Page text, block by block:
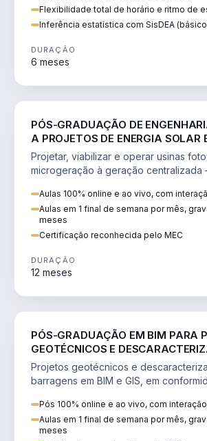
Flexibilidade total de horário e ritmo de
Inferência estatística com SisDEA
DURAÇÃO
6 meses
PÓS-GRADUAÇÃO DE
A PROJETOS DE ENERGIA SOLAR
FOTOVOLTAICOS
Projetar, viabilizar e operar usinas
microgeração à geração
Aulas 100% online e ao vivo, com
Aulas em 1 final de semana por mês,
meses
Certificação reconhecida pelo MEC
DURAÇÃO
12 meses
PÓS-GRADUAÇÃO EM BIM PARA
GEOTÉCNICOS E
BARRAGENS
Projetos geotécnicos e
barragens em BIM e GIS, em
Pós 100% online e ao vivo, com
Aulas em 1 final de semana por mês,
meses